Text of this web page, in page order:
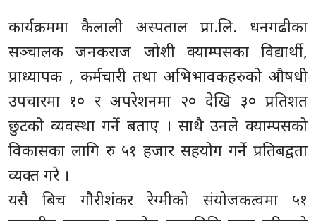
कार्यक्रममा कैलाली अस्पताल प्रा.लि. धनगढीका
सञ्चालक जनकराज जोशी क्याम्पसका विद्यार्थी,
प्राध्यापक , कर्मचारी तथा अभिभावकहरुको औषधी
उपचारमा १० र अपरेशनमा २० देखि ३० प्रतिशत
छुटको व्यवस्था गर्ने बताए । साथै उनले क्याम्पसको
विकासका लागि रु ५१ हजार सहयोग गर्ने प्रतिबद्वता
व्यक्त गरे ।
यसै बिच गौरीशंकर रेग्मीको संयोजकत्वमा ५१